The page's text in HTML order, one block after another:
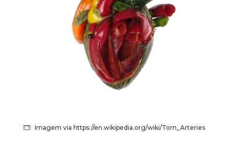
Imagem via https://en.wikipedia.org/wiki/Torn_Arteries